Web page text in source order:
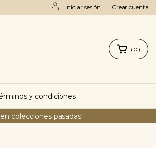
Iniciar sesión | Crear cuenta
colecciones pasadas!
( 0 )
y condiciones